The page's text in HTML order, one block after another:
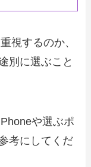
視するのか、
別に選ぶこと
や選ぶポ
考にしてくだ